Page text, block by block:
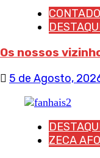
Os nossos
5 de Agosto,
ZECA